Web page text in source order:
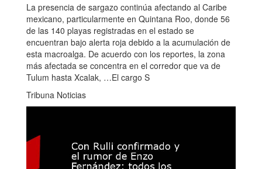
La presencia de sargazo continúa afectando al Caribe
mexicano, particularmente en Quintana Roo, donde 56
de las 140 playas registradas en el estado se
encuentran bajo alerta roja debido a la acumulación de
esta macroalga. De acuerdo con los reportes, la zona
más afectada se concentra en el corredor que va de
Tulum hasta Xcalak, …El cargo S
Tribuna Noticias